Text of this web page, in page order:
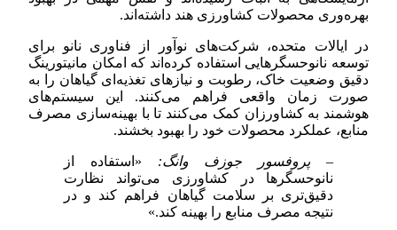
بهره‌وری محصولات کشاورزی هند داشته‌اند.
در ایالات متحده، شرکت‌های نوآور از فناوری نانو برای
توسعه نانوحسگرهایی استفاده کرده‌اند که امکان مانیتورینگ
دقیق وضعیت خاک، رطوبت و نیازهای تغذیه‌ای گیاهان را به
صورت زمان واقعی فراهم می‌کنند. این سیستم‌های
هوشمند به کشاورزان کمک می‌کنند تا با بهینه‌سازی مصرف
منابع، عملکرد محصولات خود را بهبود بخشند.
– پروفسور جوزف وانگ: «استفاده از
نانوحسگرها در کشاورزی می‌تواند نظارت
دقیق‌تری بر سلامت گیاهان فراهم کند و در
نتیجه مصرف منابع را بهینه کند.»